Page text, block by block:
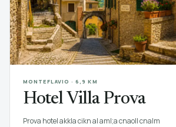
MONTEFLAVIO · 6,9 KM
Hotel Villa Prova
Prova hotel akkla cikn al aml;a cnaoll cnalm